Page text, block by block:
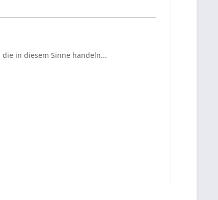
in diesem Sinne handeln...